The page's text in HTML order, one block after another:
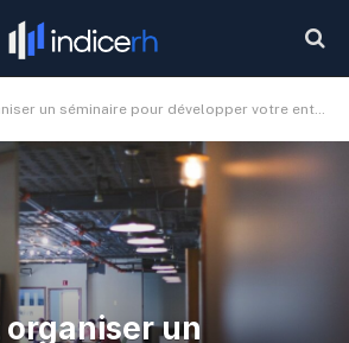
un séminaire pour développer votre entreprise ?
un